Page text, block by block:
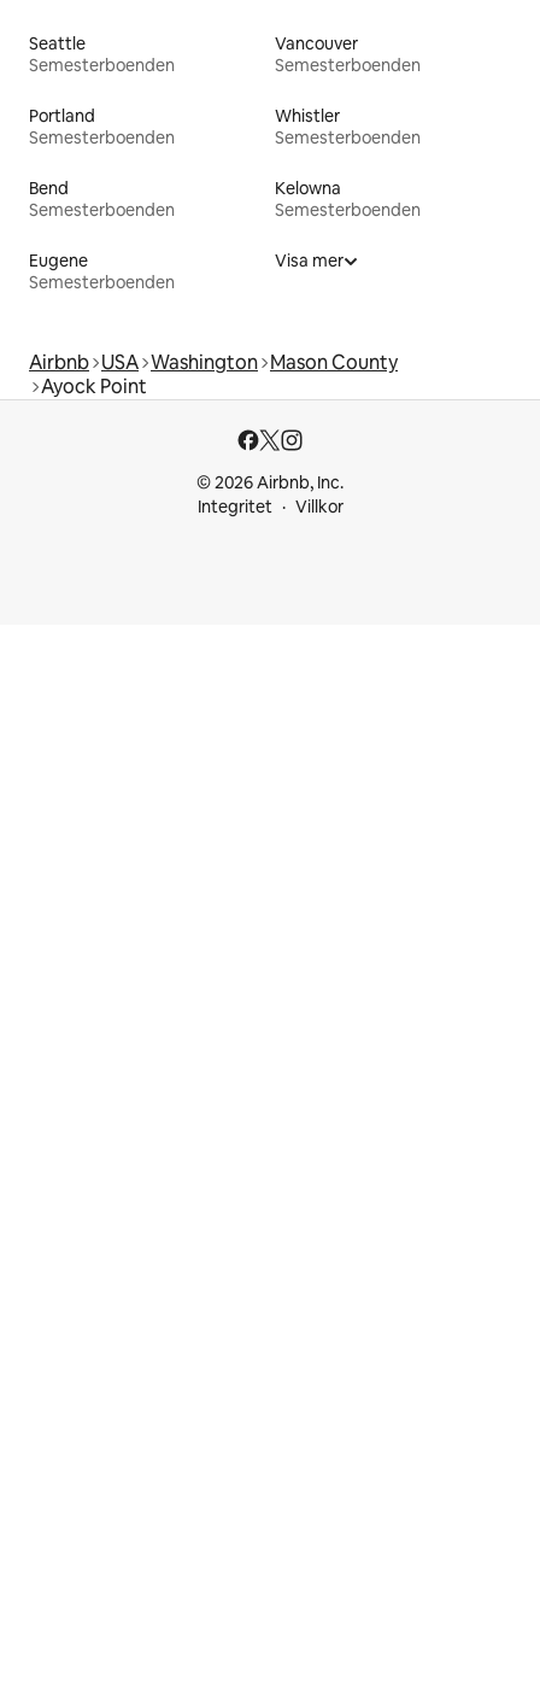
Seattle
Semesterboenden
Vancouver
Semesterboenden
Portland
Semesterboenden
Whistler
Semesterboenden
Bend
Semesterboenden
Kelowna
Semesterboenden
Eugene
Semesterboenden
Visa mer
Airbnb USA Washington Mason County
Ayock Point
© 2026 Airbnb, Inc.
Integritet
Villkor